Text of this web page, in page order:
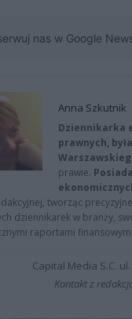
nas w Google
Anna Szkutnik
Dziennikarka
prawnych,
prawie.
tworząc
dziennikarek w branży,
raportami
Capital Media S.C.
Kontakt z